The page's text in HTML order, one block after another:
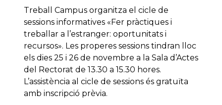
Treball Campus organitza el cicle de
sessions informatives «Fer pràctiques i
treballar a l’estranger: oportunitats i
recursos». Les properes sessions tindran lloc
els dies 25 i 26 de novembre a la Sala d’Actes
del Rectorat de 13.30 a 15.30 hores.
L’assistència al cicle de sessions és gratuïta
amb inscripció prèvia.